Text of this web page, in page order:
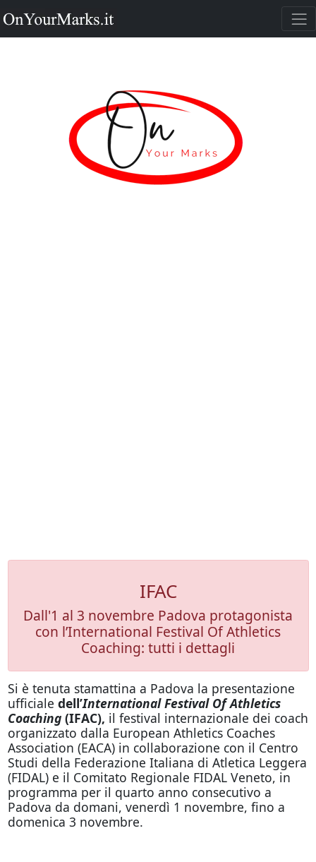
IFAC
Dall'1 al 3 novembre Padova protagonista
con l’International Festival Of Athletics
Coaching: tutti i dettagli
Si è tenuta stamattina a Padova la presentazione
ufficiale dell’International Festival Of Athletics
Coaching (IFAC), il festival internazionale dei coach
organizzato dalla European Athletics Coaches
Association (EACA) in collaborazione con il Centro
Studi della Federazione Italiana di Atletica Leggera
(FIDAL) e il Comitato Regionale FIDAL Veneto, in
programma per il quarto anno consecutivo a
Padova da domani, venerdì 1 novembre, fino a
domenica 3 novembre.